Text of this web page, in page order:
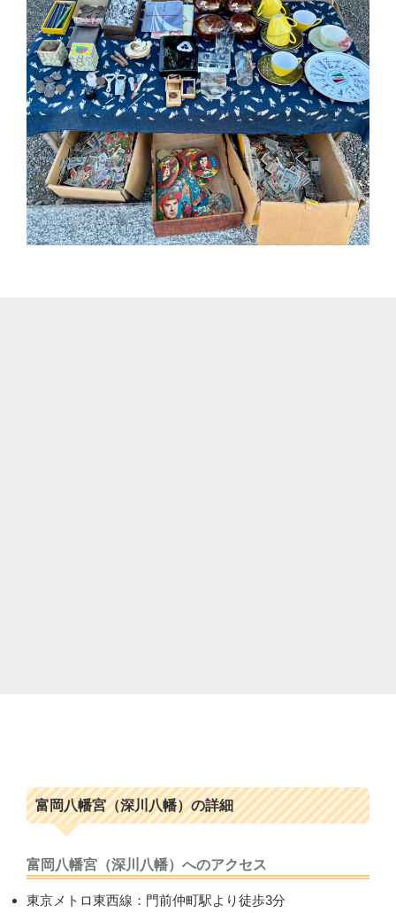
富岡八幡宮（深川八幡）の詳細
富岡八幡宮（深川八幡）へのアクセス
東京メトロ東西線：門前仲町駅より徒歩3分